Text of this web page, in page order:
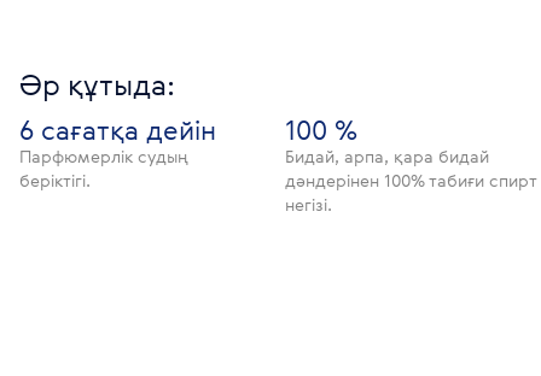
Әр құтыда:
6 сағатқа дейін
Парфюмерлік судың
беріктігі.
100 %
Бидай, арпа, қара бидай
дәндерінен 100% табиғи спирт
негізі.